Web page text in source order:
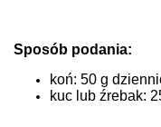
Sposób podania:
koń: 50 g
kuc lub źrebak: